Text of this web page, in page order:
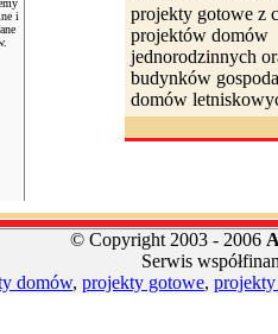
i
projekty gotowe z
projektów domów
jednorodzinnych
budynków
domów
© Copyright 2003 - 2006
Serwis
domów, projekty gotowe,